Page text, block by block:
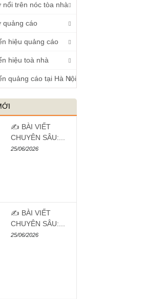
nổi trên nóc tòa nhà
quảng cáo
hiệu quảng cáo
hiệu toà nhà
quảng cáo tại Hà Nội
✍️ BÀI VIẾT
CHUYÊN SÂU:...
25/06/2026
✍️ BÀI VIẾT
CHUYÊN SÂU:...
25/06/2026